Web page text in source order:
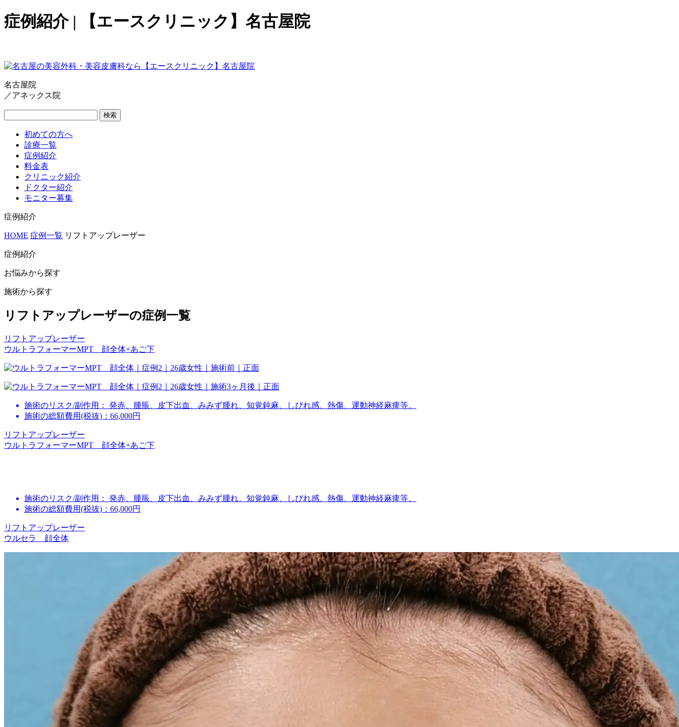
症例紹介 | 【エースクリニック】名古屋院
名古屋院
／アネックス院
検索
初めての方へ
診療一覧
症例紹介
料金表
クリニック紹介
ドクター紹介
モニター募集
症例紹介
HOME 症例一覧 リフトアップレーザー
症例紹介
お悩みから探す
施術から探す
リフトアップレーザーの症例一覧
リフトアップレーザー
ウルトラフォーマーMPT 顔全体+あご下
施術のリスク/副作用：
発赤、腫脹、皮下出血、みみず腫れ、知覚鈍麻、しびれ感、熱傷、運動神経麻痺等。
施術の総額費用(税抜)： 66,000円
リフトアップレーザー
ウルトラフォーマーMPT 顔全体+あご下
施術のリスク/副作用：
発赤、腫脹、皮下出血、みみず腫れ、知覚鈍麻、しびれ感、熱傷、運動神経麻痺等。
施術の総額費用(税抜)： 66,000円
リフトアップレーザー
ウルセラ 顔全体